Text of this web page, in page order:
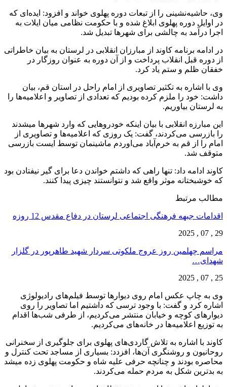
وی، حاشیه‌نشینی را از تبعات دوره پهلوی خواند و افزود: ایده‌ای که
در اوایل دوره پهلوی ابلاغ شده و با حکومت نظامی میان ایلات به
اجرا درآمد به چالشی برای شهرها تبدیل شد.
در ادامه برنامه کاوند از مبارزان انقلابی در لرستان به بیان خاطراتی
از دوره قبل انقلاب پرداخت و از آن دوره به عنوان روزگار در
خفقان ظلم و ستم یاد کرد.
وی با اشاره به تکثیر تصاویری از امام راحل در استان قم، بیان
داشت: خود را ملزم کرده بودیم که تعدادی از تصاویر و اعلامیه‌ها را
به لرستان بیاوریم.
این مبارزه انقلابی با بیان اینکه خودروهایی که وارد شهرها میشدند
را بازرسی می‌کردند، گفت: یک روزی که اعلامیه‌ها و تصاویری از
امام را از قم به خرم‌آباد می‌اوردم ماشینمان توسط ایست بازرسی
متوقف شد.
کاوند ادامه داد: تنها راهی که داشتم خواندن دعا برای گیر نیفتادن بود
که خوشبختانه موثر واقع شد و نتوانستند چیزی پیدا کنند.
مطالب مرتبط
اقدامات جبهه فرهنگی اجتماعی لرستان در دفاع مقدس 12 روزه
29 , 07 , 2025
مراسم چهلمین روز عروج ملکوتی سردار شهید طاهرپور در گلزار
شهدای…
25 , 07 , 2025
وی به چاپ عکس امام روی دیوارها توسط فیلم‌های رادیولوژی
اشاره کرد و گفت: با وجود ترسی که داشتیم اما تصاویر را روی
دیوارهای کوچه و خیابان منتشر می‌کردیم، از طرفی شب‌ها اقدام
به توزیع اعلامیه‌ها در خانه‌های می‌کردیم.
کاوند با اشاره به تلاش گاردی‌های پهلوی برای جلوگیری از سخنرانی
روحانیون و روشنگری آن‌ها، افزدد: بسیاری از مساجد تحت کنترل و
محاصره بودند و چنانچه حرفی علیه شاه و حکومت پهلوی زده میشد
به بدترین شکل به مردم حمله می‌کردند.